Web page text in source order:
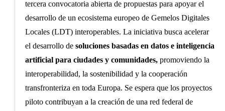
tercera convocatoria abierta de propuestas para apoyar el
desarrollo de un ecosistema europeo de Gemelos Digitales
Locales (LDT) interoperables. La iniciativa busca acelerar
el desarrollo de soluciones basadas en datos e inteligencia
artificial para ciudades y comunidades,promoviendo la
interoperabilidad, la sostenibilidad y la cooperación
transfronteriza en toda Europa. Se espera que los proyectos
piloto contribuyan a la creación de una red federal de